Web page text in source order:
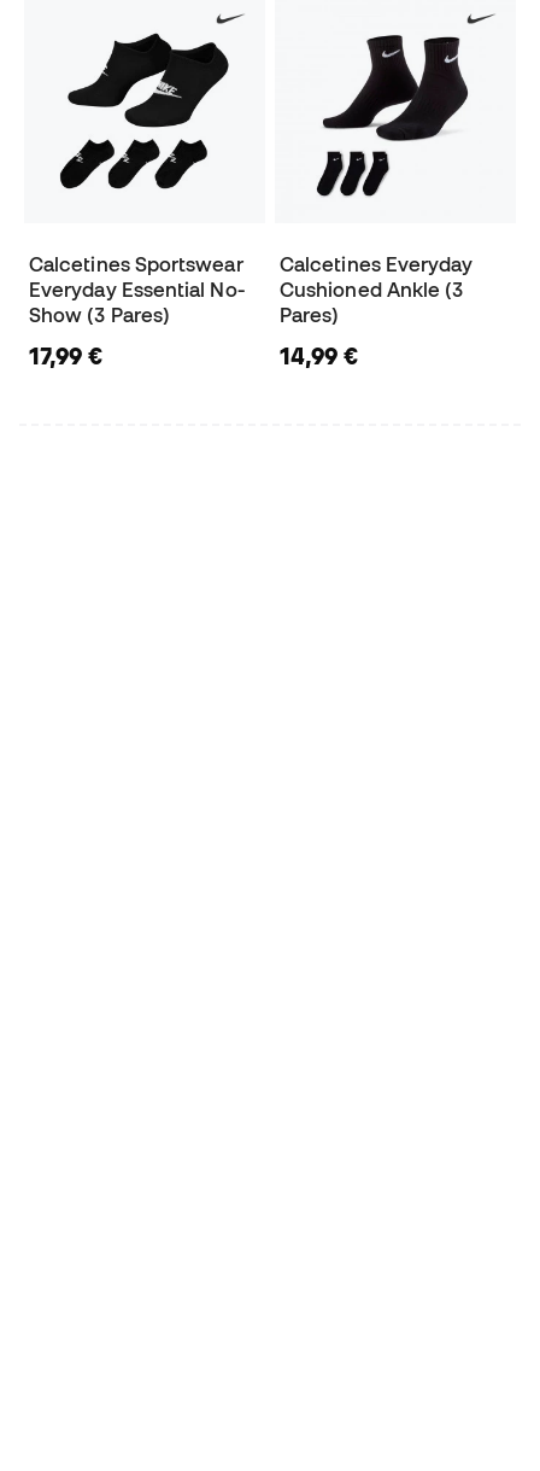
Calcetines Sportswear
Everyday Essential No-
Show (3 Pares)
17,99 €
Calcetines Everyday
Cushioned Ankle (3
Pares)
14,99 €